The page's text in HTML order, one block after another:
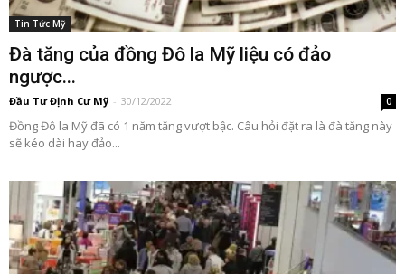
Tin Tức Mỹ
Đà tăng của đồng Đô la Mỹ liệu có đảo
ngược...
Đầu Tư Định Cư Mỹ - 30/12/2022 0
Đồng Đô la Mỹ đã có 1 năm tăng vượt bậc. Câu hỏi đặt ra là đà tăng này
sẽ kéo dài hay đảo...